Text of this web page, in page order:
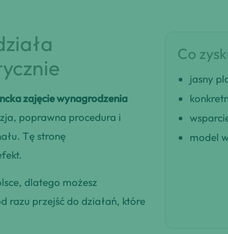
zajęcie wynagrodzenia
poprawna procedura i
Tę stronę
dlatego możesz
razu przejść do działań, które
Co
jasny
model